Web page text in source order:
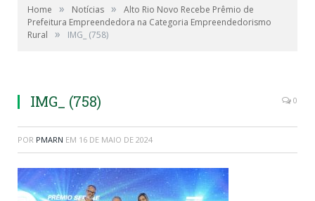
Home » Notícias »
Alto Rio Novo Recebe Prêmio de
Prefeitura Empreendedora na Categoria Empreendedorismo
Rural
» IMG_ (758)
IMG_ (758) 0
POR PMARN EM 16 DE MAIO DE 2024